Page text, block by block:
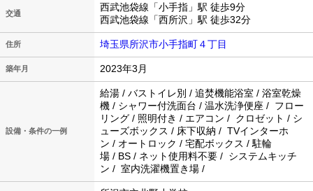
交通
西武池袋線「小手指」駅 徒歩9分
西武池袋線「西所沢」駅 徒歩32分
住所 埼玉県所沢市小手指町４丁目
築年月 2023年3月
設備・条件の一例
給湯 / バストイレ別 / 追焚機能浴室 / 浴室乾燥
機 / シャワー付洗面台 / 温水洗浄便座 / フロー
リング / 照明付き / エアコン / クロゼット / シ
ューズボックス / 床下収納 / TVインターホ
ン / オートロック / 宅配ボックス / 駐輪
場 / BS / ネット使用料不要 / システムキッチ
ン / 室内洗濯機置き場 /